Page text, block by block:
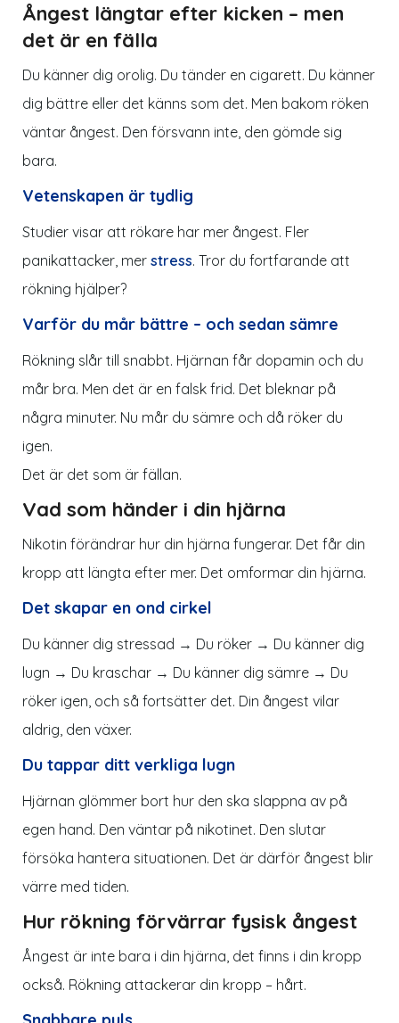
Ångest längtar efter kicken – men
det är en fälla
Du känner dig orolig. Du tänder en cigarett. Du känner
dig bättre eller det känns som det. Men bakom röken
väntar ångest. Den försvann inte, den gömde sig
bara.
Vetenskapen är tydlig
Studier visar att rökare har mer ångest. Fler
panikattacker, mer stress. Tror du fortfarande att
rökning hjälper?
Varför du mår bättre – och sedan sämre
Rökning slår till snabbt. Hjärnan får dopamin och du
mår bra. Men det är en falsk frid. Det bleknar på
några minuter. Nu mår du sämre och då röker du
igen.
Det är det som är fällan.
Vad som händer i din hjärna
Nikotin förändrar hur din hjärna fungerar. Det får din
kropp att längta efter mer. Det omformar din hjärna.
Det skapar en ond cirkel
Du känner dig stressad → Du röker → Du känner dig
lugn → Du kraschar → Du känner dig sämre → Du
röker igen, och så fortsätter det. Din ångest vilar
aldrig, den växer.
Du tappar ditt verkliga lugn
Hjärnan glömmer bort hur den ska slappna av på
egen hand. Den väntar på nikotinet. Den slutar
försöka hantera situationen. Det är därför ångest blir
värre med tiden.
Hur rökning förvärrar fysisk ångest
Ångest är inte bara i din hjärna, det finns i din kropp
också. Rökning attackerar din kropp – hårt.